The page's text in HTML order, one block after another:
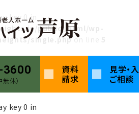
3600
休）
資料
請求
見学・
ご相談
key 0 in
public_html/wp-
single.phpon line
public_html/wp-
single.phpon line
key 0 in